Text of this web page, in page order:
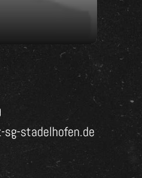
stadelhofen.de